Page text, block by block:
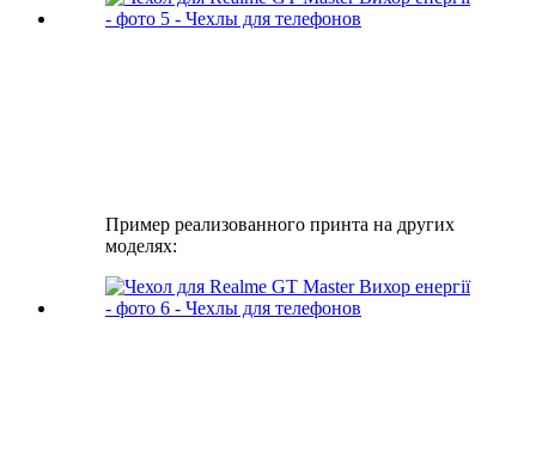
Пример реализованного принта на других
моделях: